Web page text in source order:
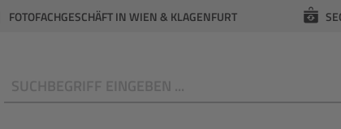
FOTOFACHGESCHÄFT IN WIEN & KLAGENFURT